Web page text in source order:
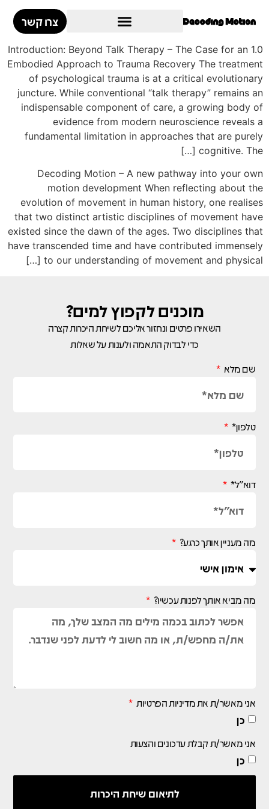
צרו קשר
1.0 Introduction: Beyond Talk Therapy – The Case for an
Embodied Approach to Trauma Recovery The treatment
of psychological trauma is at a critical evolutionary
juncture. While conventional “talk therapy” remains an
indispensable component of care, a growing body of
evidence from modern neuroscience reveals a
fundamental limitation in approaches that are purely
cognitive. The […]
Decoding Motion – A new pathway into your own
motion development When reflecting about the
evolution of movement in human history, one realises
that two distinct artistic disciplines of movement have
existed since the dawn of the ages. Two disciplines that
have transcended time and have contributed immensely
to our understanding of movement and physical […]
מוכנים לקפוץ למים?
השאירו פרטים ונחזור אליכם לשיחת היכרות קצרה
כדי לבדוק התאמה ולענות על שאלות
שם מלא
טלפון*
דוא"ל*
מה מעניין אותך כרגע?
מה מביא אותך לפנות עכשיו?
אני מאשר/ת את מדיניות הפרטיות
כן
אני מאשר/ת קבלת עדכונים והצעות
כן
לתיאום שיחת היכרות